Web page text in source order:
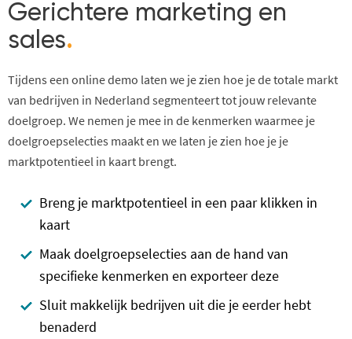
Gerichtere marketing en
sales.
Tijdens een online demo laten we je zien hoe je de totale markt
van bedrijven in Nederland segmenteert tot jouw relevante
doelgroep. We nemen je mee in de kenmerken waarmee je
doelgroepselecties maakt en we laten je zien hoe je je
marktpotentieel in kaart brengt.
Breng je marktpotentieel in een paar klikken in
kaart
Maak doelgroepselecties aan de hand van
specifieke kenmerken en exporteer deze
Sluit makkelijk bedrijven uit die je eerder hebt
benaderd